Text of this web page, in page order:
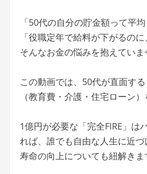
「50代の自分の貯金額って平
「役職定年で給料が下がるの
そんなお金の悩みを抱えていま
この動画では、50代が直面す
（教育費・介護・住宅ローン
1億円が必要な「完全FIRE」
れば、誰でも自由な人生に近
寿命の向上についても紐解きま